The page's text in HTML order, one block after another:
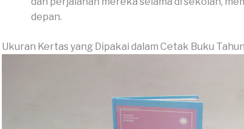
depan.
Ukuran Kertas yang Dipakai dalam Cetak Buku